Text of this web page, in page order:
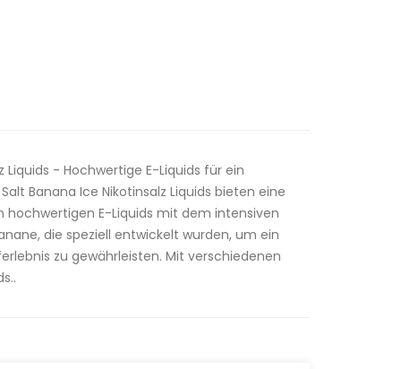
Liquids - Hochwertige E-Liquids für ein
Banana Ice Nikotinsalz Liquids bieten eine
hochwertigen E-Liquids mit dem intensiven
die speziell entwickelt wurden, um ein
zu gewährleisten. Mit verschiedenen